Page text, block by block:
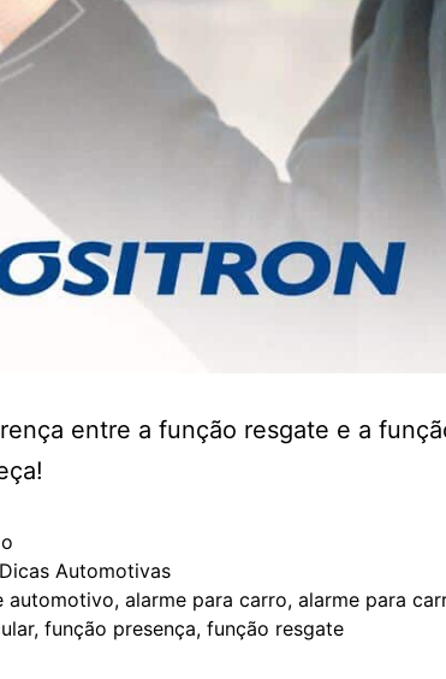
entre a função resgate e a
Dicas Automotivas
automotivo, alarme para carro, alarme para
, função presença, função resgate